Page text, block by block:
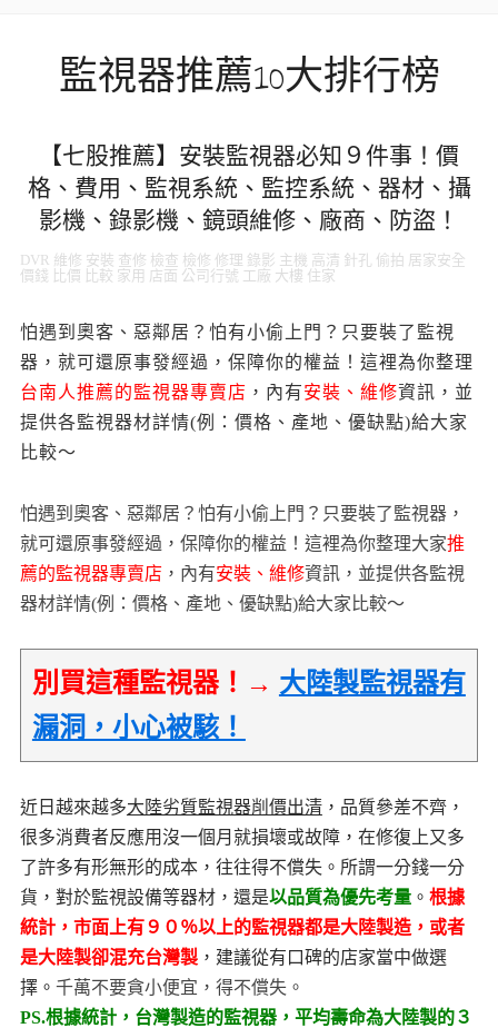
監視器推薦10大排行榜
【七股推薦】安裝監視器必知９件事！價
格、費用、監視系統、監控系統、器材、攝
影機、錄影機、鏡頭維修、廠商、防盜！
DVR 維修 安裝 查修 檢查 檢修 修理 錄影 主機 高清 針孔 偷拍 居家安全
價錢 比價 比較 家用 店面 公司行號 工廠 大樓 住家
怕遇到奧客、惡鄰居？怕有小偷上門？只要裝了監視
器，就可還原事發經過，保障你的權益！這裡為你整理
台南人推薦的監視器專賣店 ，內有安裝、維修資訊，並
提供各監視器材詳情(例：價格、產地、優缺點)給大家
比較～
怕遇到奧客、惡鄰居？怕有小偷上門？只要裝了監視器，
就可還原事發經過，保障你的權益！這裡為你整理大家推
薦的監視器專賣店，內有安裝、維修資訊，並提供各監視
器材詳情(例：價格、產地、優缺點)給大家比較～
別買這種監視器！→ 大陸製監視器有
漏洞，小心被駭！
近日越來越多大陸劣質監視器削價出清，品質參差不齊，
很多消費者反應用沒一個月就損壞或故障，在修復上又多
了許多有形無形的成本，往往得不償失。所謂一分錢一分
貨，對於監視設備等器材，還是以品質為優先考量。 根據
統計，市面上有９０％以上的監視器都是大陸製造，或者
是大陸製卻混充台灣製，建議從有口碑的店家當中做選
擇。 千萬不要貪小便宜，得不償失。
PS.根據統計，台灣製造的監視器，平均壽命為大陸製的３